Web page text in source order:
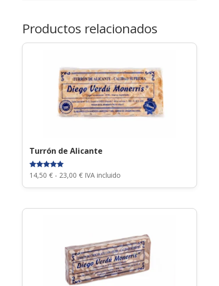
Productos relacionados
Turrón de Alicante
Valorado
con
5.00
14,50 € - 23,00 €Rango
de
desde
23,00 €
IVA incluido